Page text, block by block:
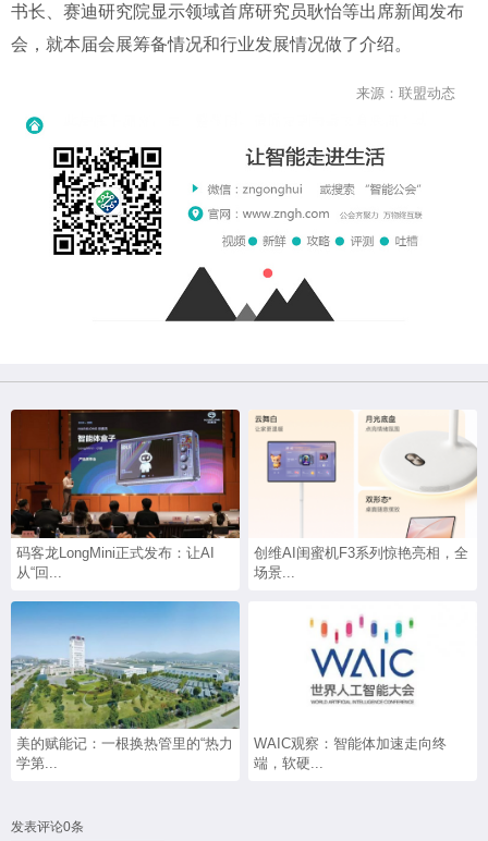
书长、赛迪研究院显示领域首席研究员耿怡等出席新闻发布
会，就本届会展筹备情况和行业发展情况做了介绍。
来源：联盟动态
码客龙LongMini正式发布：让AI
从“回...
创维AI闺蜜机F3系列惊艳亮相，全
场景...
美的赋能记：一根换热管里的“热力
学第...
WAIC观察：智能体加速走向终
端，软硬...
发表评论0条